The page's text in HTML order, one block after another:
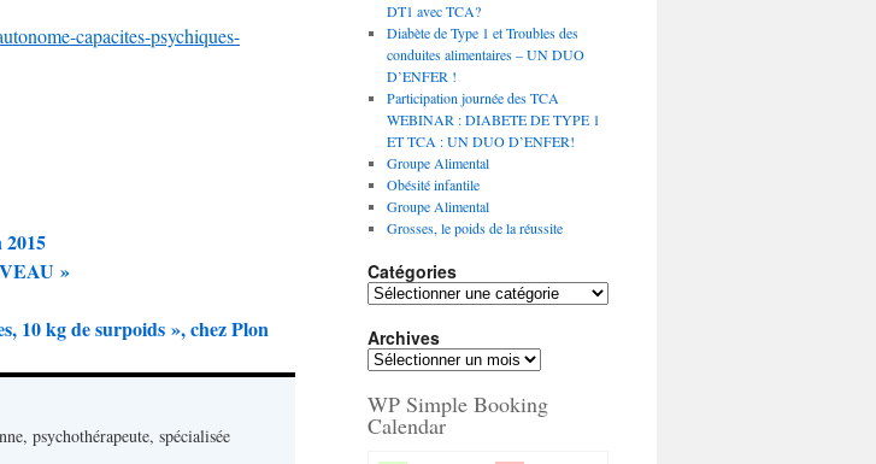
capacites-psychiques-
2015
»
10 kg de surpoids », chez Plon
psychothérapeute, spécialisée
DT1 avec TCA?
Diabète de Type 1 et Troubles des
conduites alimentaires – UN DUO
D’ENFER !
Participation journée des TCA
WEBINAR : DIABETE DE TYPE 1
ET TCA : UN DUO D’ENFER!
Groupe Alimental
Obésité infantile
Groupe Alimental
Grosses, le poids de la réussite
Catégories
Archives
WP Simple Booking
Calendar